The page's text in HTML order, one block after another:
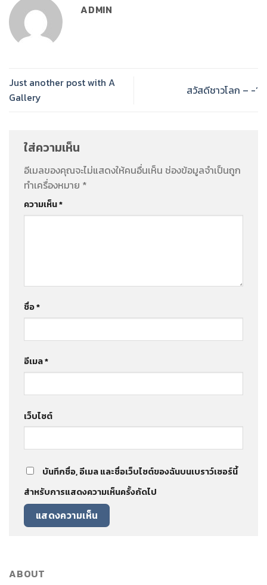
ADMIN
Just another post with A
Gallery
สวัสดีชาวโลก – -‘
ใส่ความเห็น
อีเมลของคุณจะไม่แสดงให้คนอื่นเห็น ช่องข้อมูลจำเป็นถูก
ทำเครื่องหมาย *
ความเห็น*
ชื่อ*
อีเมล*
เว็บไซต์
บันทึกชื่อ, อีเมล และชื่อเว็บไซต์ของฉันบนเบราว์เซอร์นี้
สำหรับการแสดงความเห็นครั้งถัดไป
ABOUT